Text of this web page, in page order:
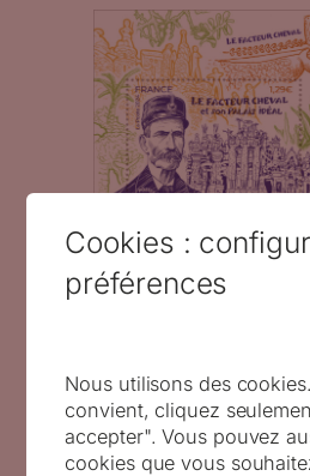
le Facteur Cheval et
2024 (création et
Le Grand prix
philatélique
Cookies :
préférences
Nous utilisons des
convient, cliquez
accepter". Vous pouvez
cookies que vous